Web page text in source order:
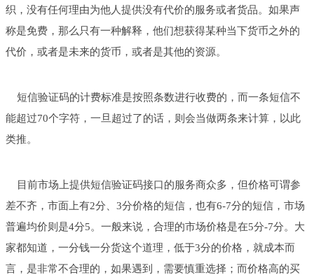
织，没有任何理由为他人提供没有代价的服务或者货品。如果声
称是免费，那么只有一种解释，他们想获得某种当下货币之外的
代价，或者是未来的货币，或者是其他的资源。
短信验证码的计费标准是按照条数进行收费的，而一条短信不
能超过70个字符，一旦超过了的话，则会当做两条来计算，以此
类推。
目前市场上提供短信验证码接口的服务商众多，但价格可谓参
差不齐，市面上有2分、3分价格的短信，也有6-7分的短信，市场
普遍均价则是4分5。一般来说，合理的市场价格是在5分-7分。大
家都知道，一分钱一分货这个道理，低于3分的价格，就成本而
言，是非常不合理的，如果遇到，需要慎重选择；而价格高的买